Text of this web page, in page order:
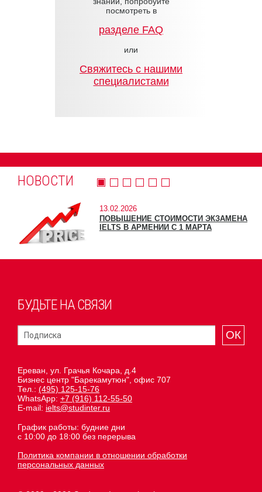
посмотреть в
разделе FAQ
или
Cвяжитесь с нашими
специалистами
НОВОСТИ
13.02.2026
ПОВЫШЕНИЕ СТОИМОСТИ ЭКЗАМЕНА
IELTS В АРМЕНИИ С 1 МАРТА
БУДЬТЕ НА СВЯЗИ
ОК
Ереван, ул. Грачья Кочара, д.4
Бизнес центр "Барекамутюн", офис 707
Тел.: (495) 125-15-76
WhatsApp: +7 (916) 112-55-50
E-mail: ielts@studinter.ru
График работы: будние дни
с 10:00 до 18:00 без перерыва
Политика компании в отношении обработки
персональных данных